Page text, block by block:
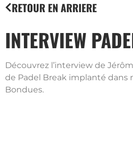
RETOUR EN ARRIERE
INTERVIEW
Découvrez l’interview de
de Padel Break implanté dans
Bondues.